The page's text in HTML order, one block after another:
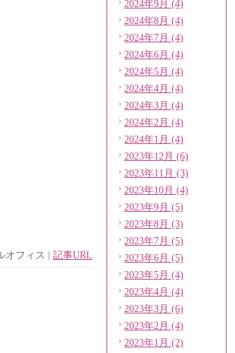
オフィス | 記事URL
2024年9月 (4)
2024年8月 (4)
2024年7月 (4)
2024年6月 (4)
2024年5月 (4)
2024年4月 (4)
2024年3月 (4)
2024年2月 (4)
2024年1月 (4)
2023年12月 (6)
2023年11月 (3)
2023年10月 (4)
2023年9月 (5)
2023年8月 (3)
2023年7月 (5)
2023年6月 (5)
2023年5月 (4)
2023年4月 (4)
2023年3月 (6)
2023年2月 (4)
2023年1月 (2)